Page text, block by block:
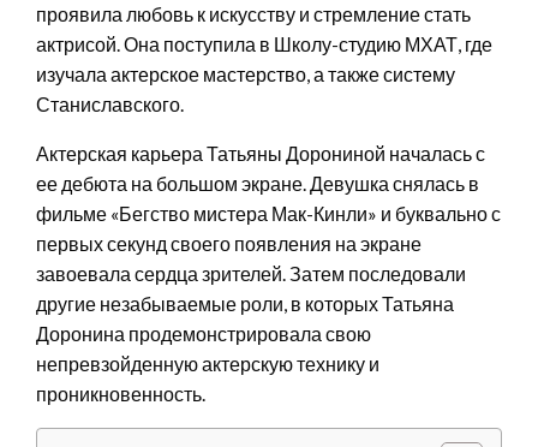
проявила любовь к искусству и стремление стать
актрисой. Она поступила в Школу-студию МХАТ, где
изучала актерское мастерство, а также систему
Станиславского.
Актерская карьера Татьяны Дорониной началась с
ее дебюта на большом экране. Девушка снялась в
фильме «Бегство мистера Мак-Кинли» и буквально с
первых секунд своего появления на экране
завоевала сердца зрителей. Затем последовали
другие незабываемые роли, в которых Татьяна
Доронина продемонстрировала свою
непревзойденную актерскую технику и
проникновенность.